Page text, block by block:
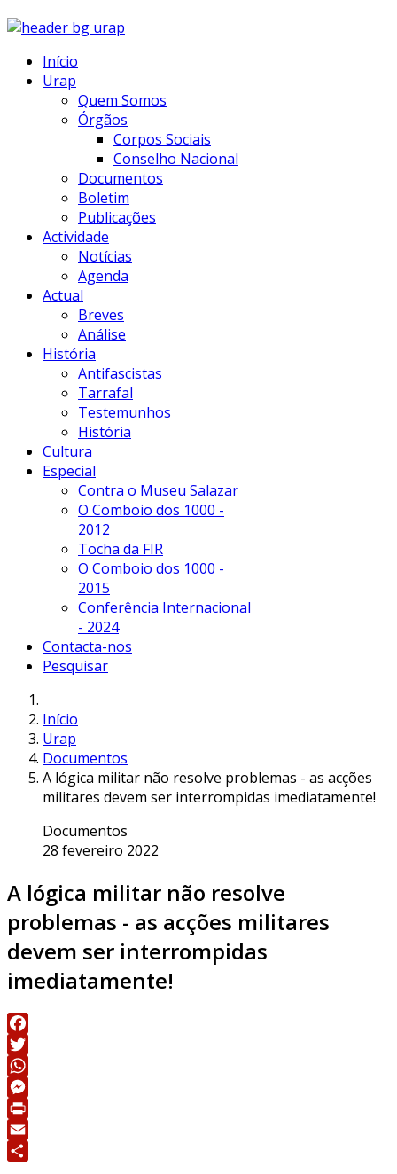
Início
Urap
Quem Somos
Órgãos
Corpos Sociais
Conselho Nacional
Documentos
Boletim
Publicações
Actividade
Notícias
Agenda
Actual
Breves
Análise
História
Antifascistas
Tarrafal
Testemunhos
História
Cultura
Especial
Contra o Museu Salazar
O Comboio dos 1000 -
2012
Tocha da FIR
O Comboio dos 1000 -
2015
Conferência Internacional
- 2024
Contacta-nos
Pesquisar
Início
Urap
Documentos
A lógica militar não resolve problemas - as acções
militares devem ser interrompidas imediatamente!
Documentos
28 fevereiro 2022
A lógica militar não resolve
problemas - as acções militares
devem ser interrompidas
imediatamente!
Facebook
Twitter
WhatsApp
Messenger
Print
Email